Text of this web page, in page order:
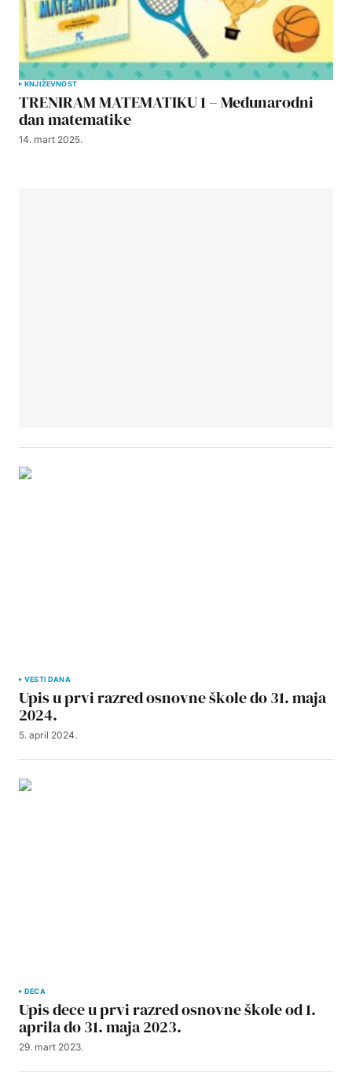
KNJIŽEVNOST
TRENIRAM MATEMATIKU 1 – Međunarodni
dan matematike
14. mart 2025.
VESTI DANA
Upis u prvi razred osnovne škole do 31. maja
2024.
5. april 2024.
DECA
Upis dece u prvi razred osnovne škole od 1.
aprila do 31. maja 2023.
29. mart 2023.